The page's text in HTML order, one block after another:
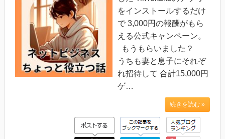
をインストールするだけ
で 3,000円の報酬がもら
える公式キャンペーン。
もうもらいました？
うちも妻と息子にそれぞ
れ招待して 合計15,000円
ゲ…
続きを読む »